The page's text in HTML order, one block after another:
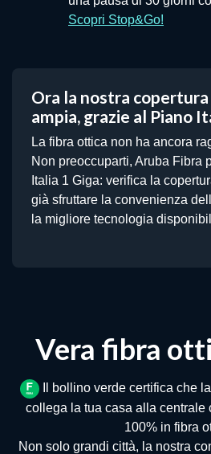
Scopri Stop&Go!
Ora la nostra copertura
ampia, grazie al Piano
La fibra ottica non ha ancora
Non preoccuparti, Aruba Fibra
Italia 1 Giga: verifica la
già sfruttare la convenienza
la migliore tecnologia
Vera fibra
Il bollino verde certifica che
collega la tua casa alla centrale
100% in fibra
Non solo grandi città, la nostra